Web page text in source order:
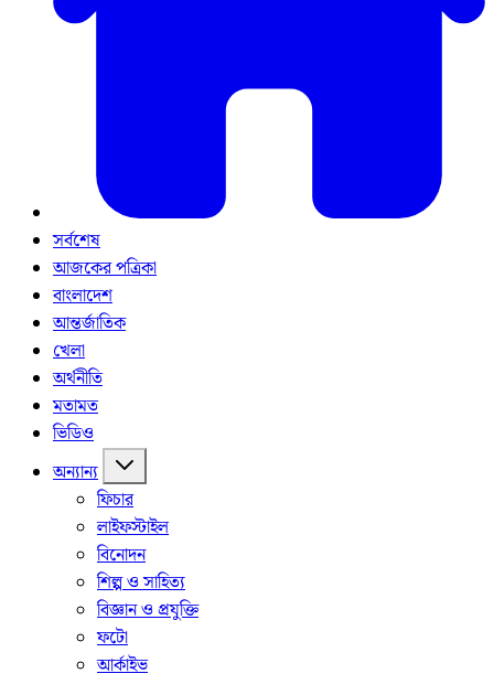
সর্বশেষ
আজকের পত্রিকা
বাংলাদেশ
আন্তর্জাতিক
খেলা
অর্থনীতি
মতামত
ভিডিও
অন্যান্য
ফিচার
লাইফস্টাইল
বিনোদন
শিল্প ও সাহিত্য
বিজ্ঞান ও প্রযুক্তি
ফটো
আর্কাইভ